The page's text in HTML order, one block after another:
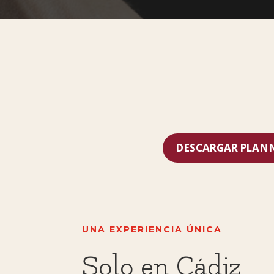
DESCARGAR
UNA EXPERIENCIA ÚNICA
Solo en Cádiz